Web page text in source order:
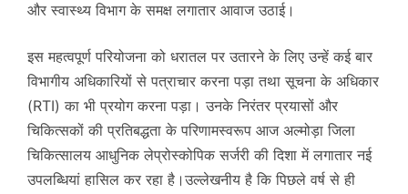
और स्वास्थ्य विभाग के समक्ष लगातार आवाज उठाई।
इस महत्वपूर्ण परियोजना को धरातल पर उतारने के लिए उन्हें कई बार
विभागीय अधिकारियों से पत्राचार करना पड़ा तथा सूचना के अधिकार
(RTI) का भी प्रयोग करना पड़ा। उनके निरंतर प्रयासों और
चिकित्सकों की प्रतिबद्धता के परिणामस्वरूप आज अल्मोड़ा जिला
चिकित्सालय आधुनिक लेप्रोस्कोपिक सर्जरी की दिशा में लगातार नई
उपलब्धियां हासिल कर रहा है।उल्लेखनीय है कि पिछले वर्ष से ही